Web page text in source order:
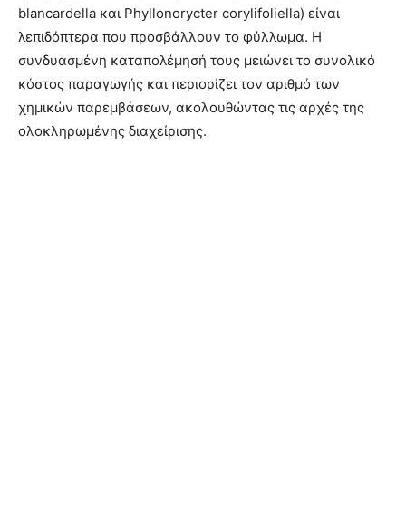
blancardella και Phyllonorycter corylifoliella) είναι
λεπιδόπτερα που προσβάλλουν το φύλλωμα. Η
συνδυασμένη καταπολέμησή τους μειώνει το συνολικό
κόστος παραγωγής και περιορίζει τον αριθμό των
χημικών παρεμβάσεων, ακολουθώντας τις αρχές της
ολοκληρωμένης διαχείρισης.